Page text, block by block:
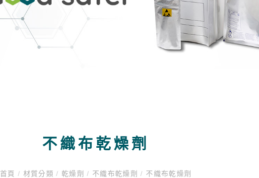
不織布乾燥劑
首頁 / 材質分類/ 乾燥劑/ 不織布乾燥劑/ 不織布乾燥劑